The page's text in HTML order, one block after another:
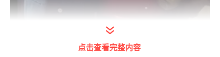
打开今日头条查看图片详情
点击查看完整内容